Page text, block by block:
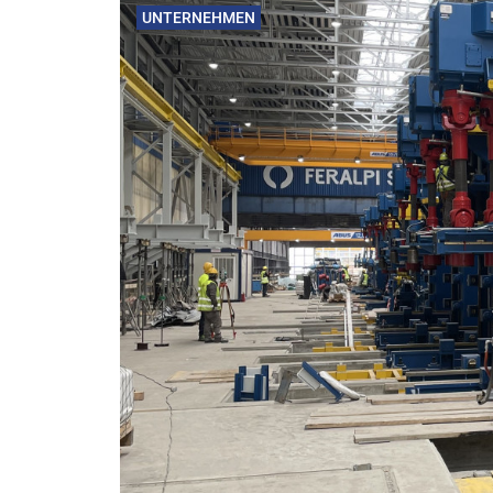
UNTERNEHMEN